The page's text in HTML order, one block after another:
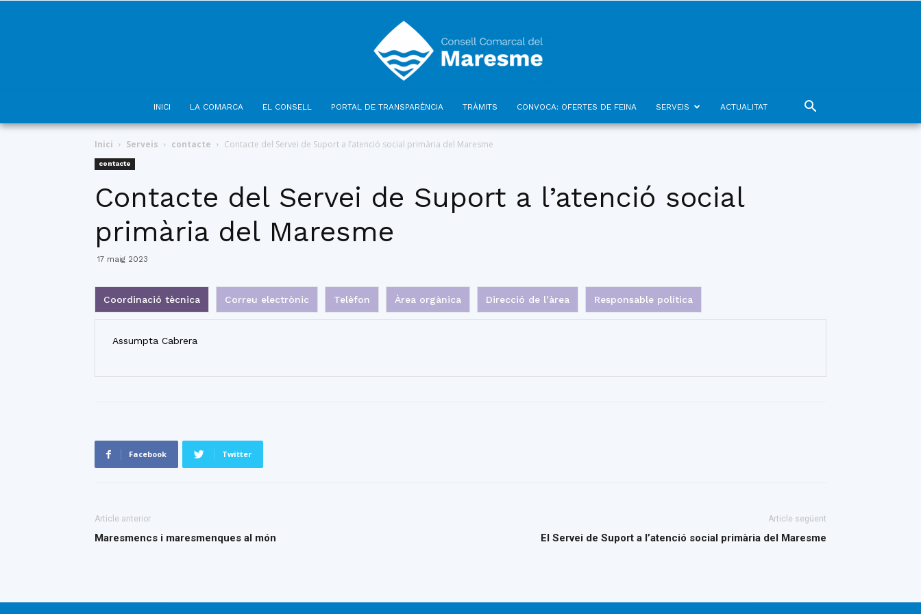
del
INICI LA COMARCA EL CONSELL PORTAL DE TRANSPARÈNCIA TRÀMITS CONVOCA: OFERTES DE FEINA SERVEIS ACTUALITAT
Inici Serveis contacte Contacte del Servei de Suport a l’atenció social primària del Maresme
contacte
Contacte del Servei de Suport a l’atenció social
primària del Maresme
17 maig 2023
Coordinació tècnica Correu electrònic Telèfon Àrea orgànica Direcció de l’àrea Responsable política
Assumpta Cabrera
Facebook Twitter
Article anterior
Maresmencs i maresmenques al món
Article següent
El Servei de Suport a l’atenció social primària del Maresme